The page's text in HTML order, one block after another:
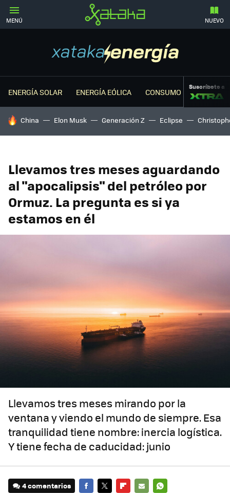
MENÚ NUEVO
ENERGÍA SOLAR ENERGÍA EÓLICA CONSUMO ENERGÉTICO
Suscríbete a
HOY SE HABLA DE
China Elon Musk Generación Z Eclipse
Llevamos tres meses aguardando
al "apocalipsis" del petróleo por
Ormuz. La pregunta es si ya
estamos en él
Llevamos tres meses mirando por la
ventana y viendo el mundo de siempre. Esa
tranquilidad tiene nombre: inercia logística.
Y tiene fecha de caducidad: junio
4 comentarios